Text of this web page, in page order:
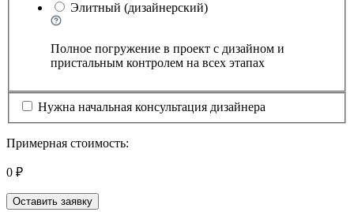
Элитный (дизайнерский)
Полное погружение в проект с дизайном и
пристальным контролем на всех этапах
Нужна начальная консультация дизайнера
Примерная стоимость:
0 ₽
Оставить заявку